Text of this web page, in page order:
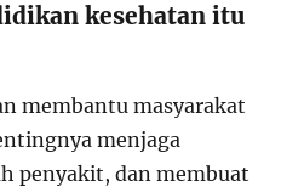
kesehatan itu
membantu masyarakat
menjaga
penyakit, dan membuat